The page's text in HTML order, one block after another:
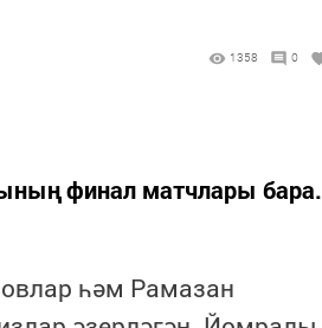
1358 0
финал матчлары бара.
һәм Рамазан